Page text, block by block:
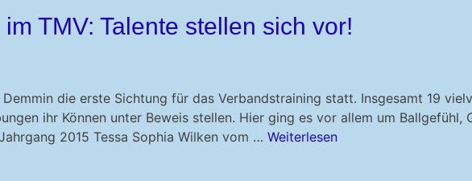
TMV: Talente stellen sich vor!
die erste Sichtung für das Verbandstraining statt. Insgesamt 19
ihr Können unter Beweis stellen. Hier ging es vor allem um
2015 Tessa Sophia Wilken vom … Weiterlesen